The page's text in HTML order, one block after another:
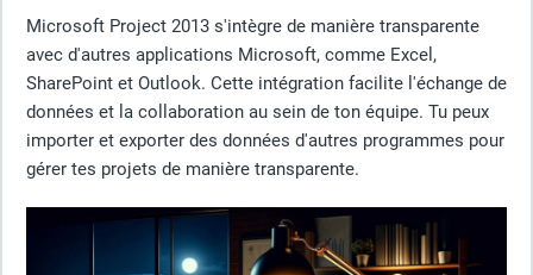
Microsoft Project 2013 s'intègre de manière transparente
avec d'autres applications Microsoft, comme Excel,
SharePoint et Outlook. Cette intégration facilite l'échange de
données et la collaboration au sein de ton équipe. Tu peux
importer et exporter des données d'autres programmes pour
gérer tes projets de manière transparente.